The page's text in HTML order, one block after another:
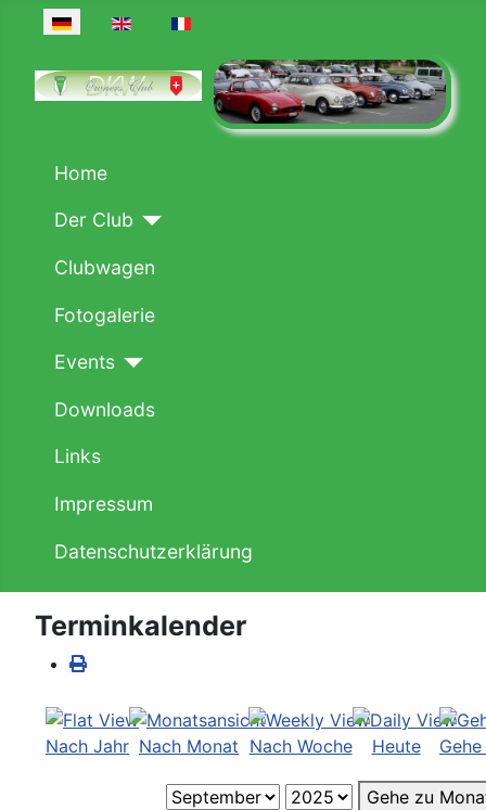
Sprache auswählen
Home
Der Club
Clubwagen
Fotogalerie
Events
Downloads
Links
Impressum
Datenschutzerklärung
Terminkalender
Nach Jahr Nach Monat Nach Woche Heute
Gehe zu